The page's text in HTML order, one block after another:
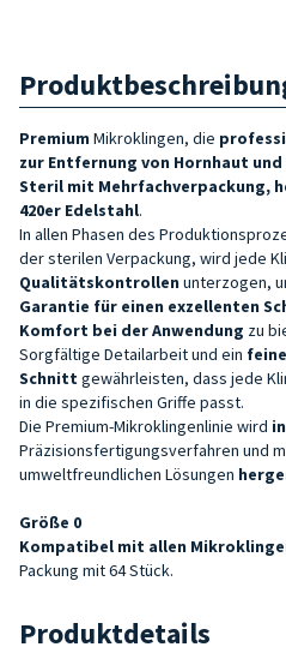
Premium Mikroklingen, die
zur Entfernung von Hornhaut
Steril mit Mehrfachverpackung,
420er Edelstahl.
In allen Phasen des
der sterilen Verpackung, wird jede
Qualitätskontrollen unterzogen,
Garantie für einen exzellenten
Komfort bei der Anwendung zu
Sorgfältige Detailarbeit und ein
Schnitt gewährleisten, dass jede
in die spezifischen Griffe passt.
Die Premium-Mikroklingenlinie wird
Präzisionsfertigungsverfahren und
umweltfreundlichen Lösungen
Größe 0
Kompatibel mit allen
Packung mit 64 Stück.
Produktdetails